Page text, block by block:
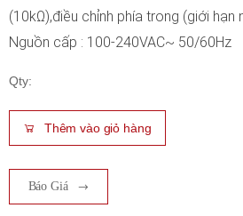
(10kΩ),điều chỉnh phía trong (giới hạn
Nguồn cấp : 100-240VAC~ 50/60Hz
Qty:
Thêm vào giỏ hàng
Báo Giá